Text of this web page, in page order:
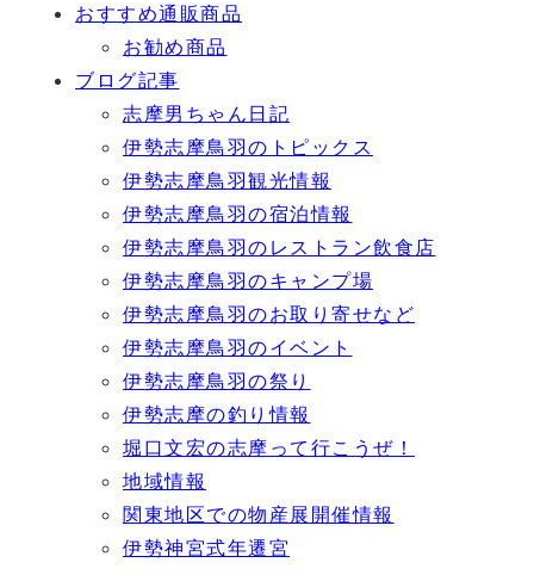
おすすめ通販商品
お勧め商品
ブログ記事
志摩男ちゃん日記
伊勢志摩鳥羽のトピックス
伊勢志摩鳥羽観光情報
伊勢志摩鳥羽の宿泊情報
伊勢志摩鳥羽のレストラン飲食店
伊勢志摩鳥羽のキャンプ場
伊勢志摩鳥羽のお取り寄せなど
伊勢志摩鳥羽のイベント
伊勢志摩鳥羽の祭り
伊勢志摩の釣り情報
堀口文宏の志摩って行こうぜ！
地域情報
関東地区での物産展開催情報
伊勢神宮式年遷宮